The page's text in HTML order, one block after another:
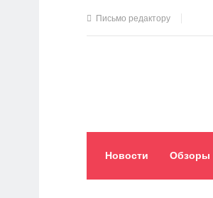
Письмо редактору
Новости Обзоры